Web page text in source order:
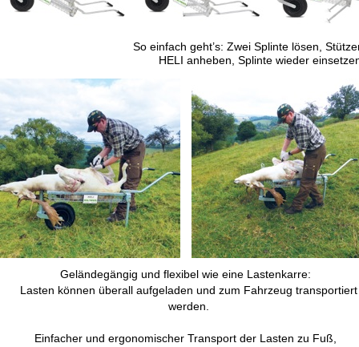
So einfach geht’s: Zwei Splinte lösen,
HELI anheben, Splinte wieder
Geländegängig und flexibel wie eine Lastenkarre:
Lasten können überall aufgeladen und zum Fahrzeug transportiert
werden.
Einfacher und ergonomischer Transport der Lasten zu Fuß,